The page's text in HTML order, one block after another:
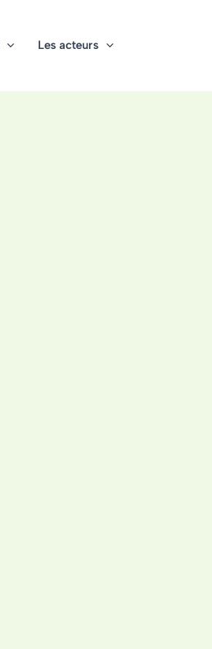
Les acteurs